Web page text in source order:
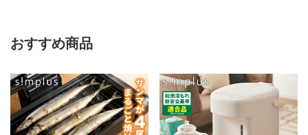
おすすめ商品